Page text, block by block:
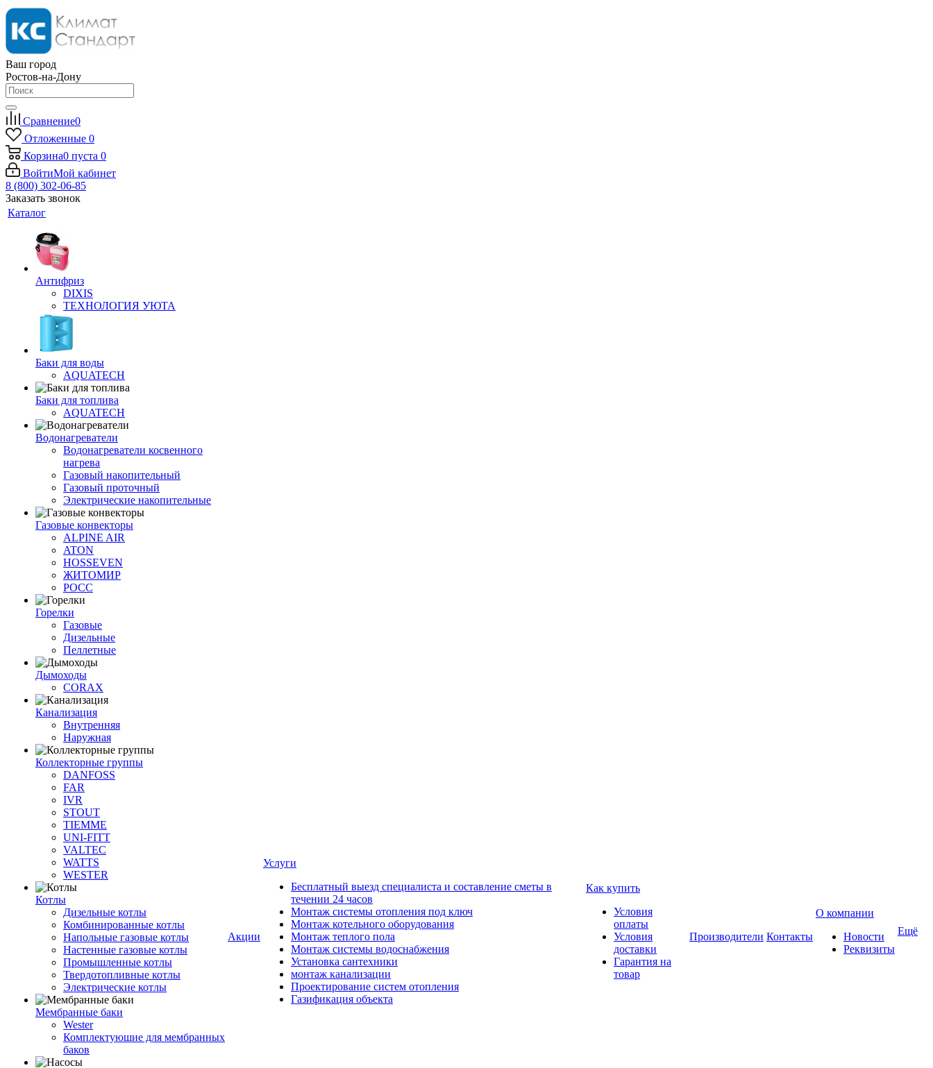
Ваш город
Ростов-на-Дону
Сравнение0
Отложенные 0
Корзина0 пуста 0
ВойтиМой кабинет
8 (800) 302-06-85
Заказать звонок
Каталог
Антифриз
DIXIS
ТЕХНОЛОГИЯ УЮТА
Баки для воды
AQUATECH
Баки для топлива
AQUATECH
Водонагреватели
Водонагреватели косвенного
нагрева
Газовый накопительный
Газовый проточный
Электрические накопительные
Газовые конвекторы
ALPINE AIR
ATON
HOSSEVEN
ЖИТОМИР
РОСС
Горелки
Газовые
Дизельные
Пеллетные
Дымоходы
CORAX
Канализация
Внутренняя
Наружная
Коллекторные группы
DANFOSS
FAR
IVR
STOUT
TIEMME
UNI-FITT
VALTEC
WATTS
WESTER
Котлы
Дизельные котлы
Комбинированные котлы
Напольные газовые котлы
Настенные газовые котлы
Промышленные котлы
Твердотопливные котлы
Электрические котлы
Мембранные баки
Wester
Комплектуюшие для мембранных
баков
Акции
Услуги
Бесплатный выезд специалиста и составление сметы в
течении 24 часов
Монтаж системы отопления под ключ
Монтаж котельного оборудования
Монтаж теплого пола
Монтаж системы водоснабжения
Установка сантехники
монтаж канализации
Проектирование систем отопления
Газификация объекта
Как купить
Условия
оплаты
Условия
доставки
Гарантия на
товар
Производители Контакты
О компании
Новости
Реквизиты
Ещё